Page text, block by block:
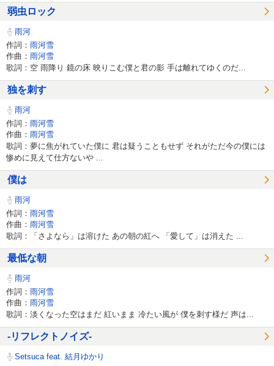
弱虫ロック
雨河
作詞： 雨河雪
作曲： 雨河雪
歌詞：空 雨降り 鏡の床 映りこむ僕と君の影 手は離れてゆくのだ...
独を刺す
雨河
作詞： 雨河雪
作曲： 雨河雪
歌詞：夢に焦がれていた僕に 君は疑うこともせず それがただ今の僕には
惨めに見えて仕方ないや ...
僕は
雨河
作詞： 雨河雪
作曲： 雨河雪
歌詞：「さよなら」は溶けた あの朝の紅へ 「愛して」は消えた ...
最低な朝
雨河
作詞： 雨河雪
作曲： 雨河雪
歌詞：淡くなった空はまだ 紅いまま 冷たい風が 僕を刺す様だ 声は...
-リフレクトノイズ-
Setsuca feat. 結月ゆかり